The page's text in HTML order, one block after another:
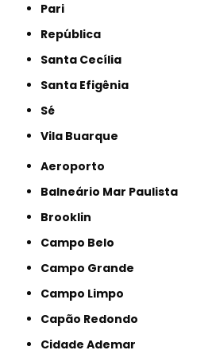
Pari
República
Santa Cecília
Santa Efigênia
Sé
Vila Buarque
Aeroporto
Balneário Mar Paulista
Brooklin
Campo Belo
Campo Grande
Campo Limpo
Capão Redondo
Cidade Ademar